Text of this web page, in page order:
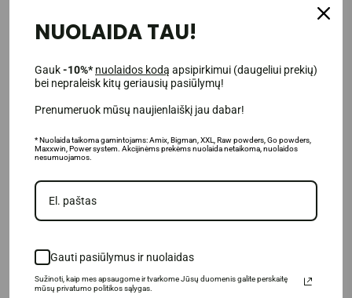
Gamintojas: BigMan Nutrition S.L. Agustin Bertomeu, 117 03369,
Platintojas: UAB „Aivaro Sportas“ Taikos pr. 58, Klaipėda, Tel. Nr.
+37064674351. Daugiau informacijos www.fitsport.lt​
bigman nutrition
avinžirnių baltymai
NUOLAIDA TAU!
Gauk-10%* nuolaidos kodą apsipirkimui (daugeliui prekių)
bei nepraleisk kitų geriausių pasiūlymų!
Prenumeruok mūsų naujienlaiškį jau dabar!
* Nuolaida taikoma gamintojams: Amix, Bigman, XXL, Raw powders, Go powders,
Maxxwin, Power system. Akcijinėms prekėms nuolaida netaikoma, nuolaidos
nesumuojamos.
Gauti pasiūlymus ir nuolaidas
Sužinoti, kaip mes apsaugome ir tvarkome Jūsų duomenis galite perskaitę
mūsų privatumo politikos sąlygas.